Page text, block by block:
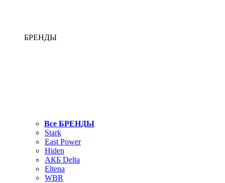
БРЕНДЫ
Все БРЕНДЫ
Stark
East Power
Hiden
АКБ Delta
Eltena
WBR